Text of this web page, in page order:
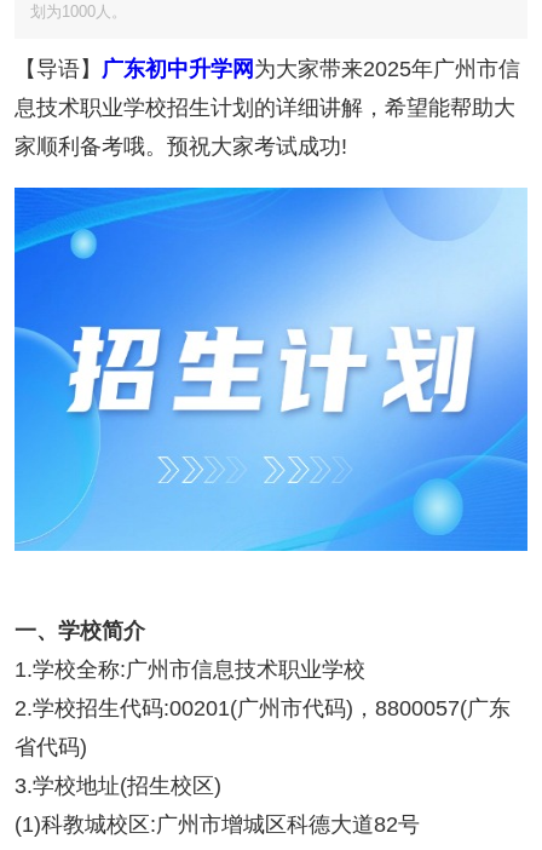
划为1000人。
【导语】 广东初中升学网 为大家带来2025年广州市信
息技术职业学校招生计划的详细讲解，希望能帮助大
家顺利备考哦。预祝大家考试成功!
一、学校简介
1.学校全称:广州市信息技术职业学校
2.学校招生代码:00201(广州市代码)，8800057(广东
省代码)
3.学校地址(招生校区)
(1)科教城校区:广州市增城区科德大道82号